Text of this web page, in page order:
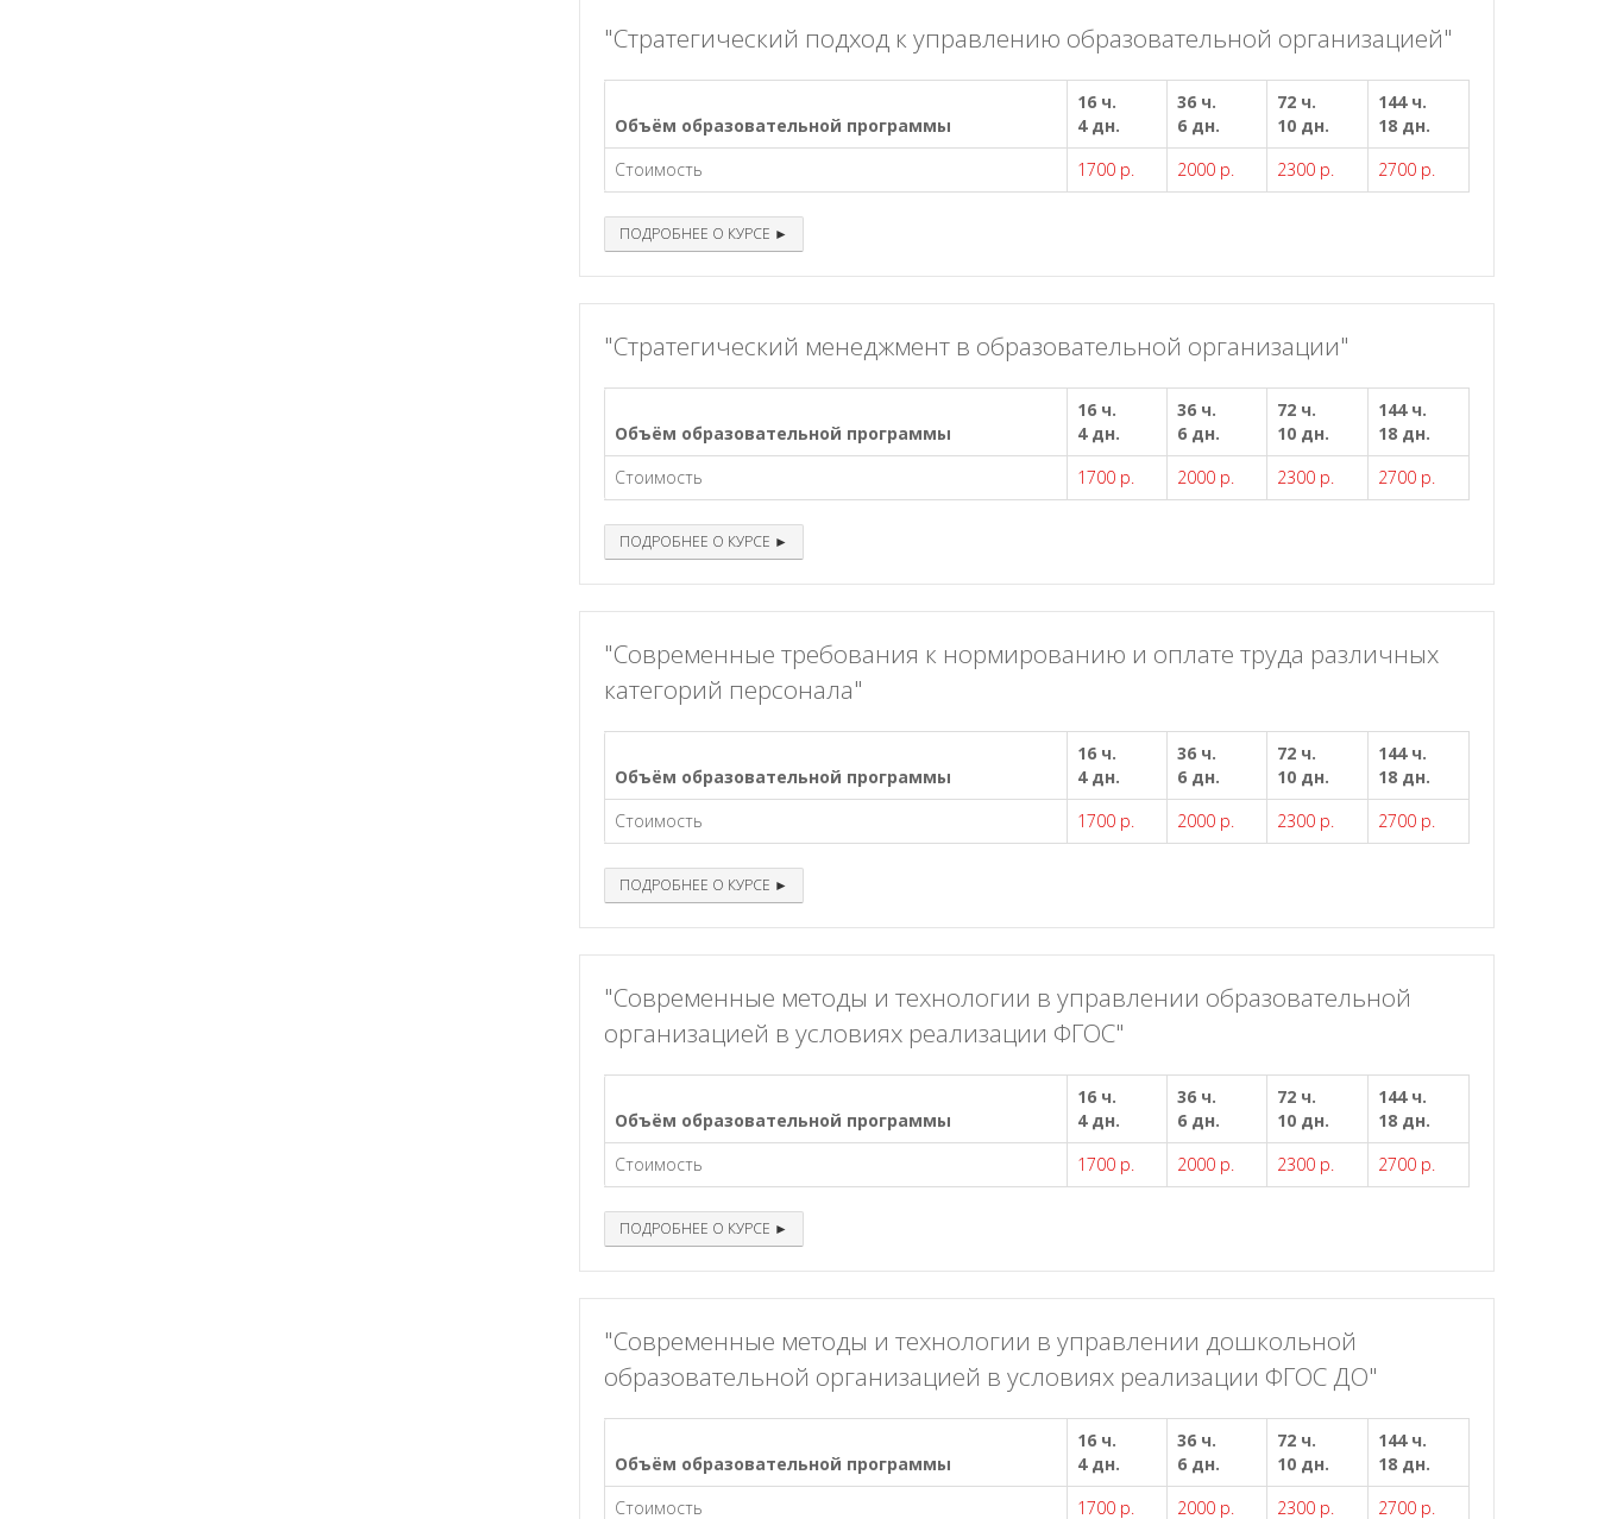
"Стратегический подход к управлению образовательной организацией"
Объём образовательной программы
16 ч.
4 дн.
36 ч.
6 дн.
72 ч.
10 дн.
144 ч.
18 дн.
Стоимость
1700 р. 2000 р. 2300 р. 2700 р.
ПОДРОБНЕЕ О КУРСЕ ►
"Стратегический менеджмент в образовательной организации"
Объём образовательной программы
16 ч.
4 дн.
36 ч.
6 дн.
72 ч.
10 дн.
144 ч.
18 дн.
Стоимость
1700 р. 2000 р. 2300 р. 2700 р.
ПОДРОБНЕЕ О КУРСЕ ►
"Современные требования к нормированию и оплате труда различных
категорий персонала"
Объём образовательной программы
16 ч.
4 дн.
36 ч.
6 дн.
72 ч.
10 дн.
144 ч.
18 дн.
Стоимость
1700 р. 2000 р. 2300 р. 2700 р.
ПОДРОБНЕЕ О КУРСЕ ►
"Современные методы и технологии в управлении образовательной
организацией в условиях реализации ФГОС"
Объём образовательной программы
16 ч.
4 дн.
36 ч.
6 дн.
72 ч.
10 дн.
144 ч.
18 дн.
Стоимость
1700 р. 2000 р. 2300 р. 2700 р.
ПОДРОБНЕЕ О КУРСЕ ►
"Современные методы и технологии в управлении дошкольной
образовательной организацией в условиях реализации ФГОС ДО"
Объём образовательной программы
16 ч.
4 дн.
36 ч.
6 дн.
72 ч.
10 дн.
144 ч.
18 дн.
Стоимость
1700 р. 2000 р. 2300 р. 2700 р.